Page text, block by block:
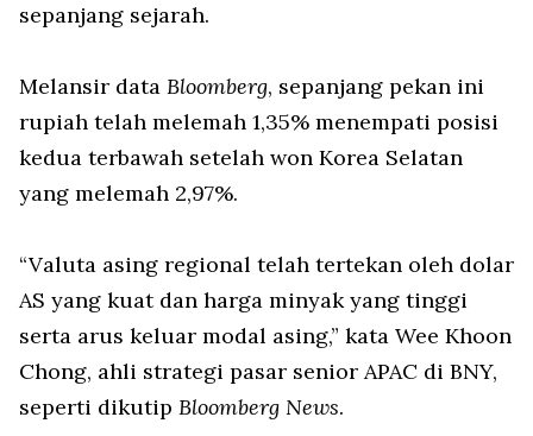
sepanjang sejarah.
Melansir data Bloomberg, sepanjang pekan ini
rupiah telah melemah 1,35% menempati posisi
kedua terbawah setelah won Korea Selatan
yang melemah 2,97%.
“Valuta asing regional telah tertekan oleh dolar
AS yang kuat dan harga minyak yang tinggi
serta arus keluar modal asing,” kata Wee Khoon
Chong, ahli strategi pasar senior APAC di BNY,
seperti dikutip Bloomberg News.